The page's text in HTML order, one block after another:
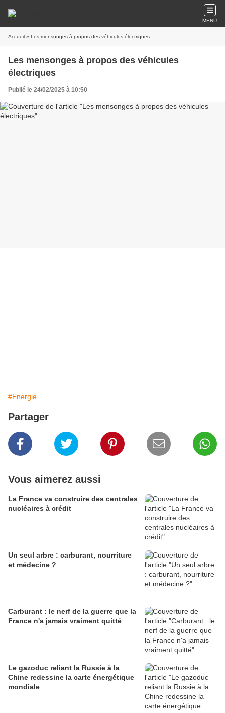
MENU
Accueil » Les mensonges à propos des véhicules électriques
Les mensonges à propos des véhicules
électriques
Publié le 24/02/2025 à 10:50
#Energie
Partager
Vous aimerez aussi
La France va construire des centrales
nucléaires à crédit
Un seul arbre : carburant, nourriture
et médecine ?
Carburant : le nerf de la guerre que la
France n'a jamais vraiment quitté
Le gazoduc reliant la Russie à la
Chine redessine la carte énergétique
mondiale